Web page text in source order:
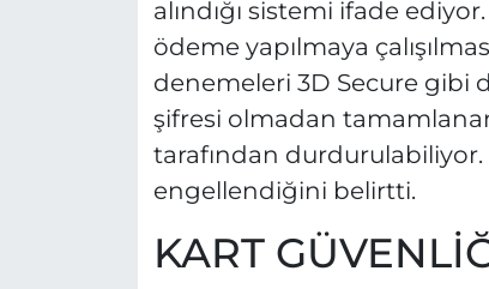
alındığı sistemi ifade
ödeme yapılmaya
denemeleri 3D Secure gibi
şifresi olmadan
tarafından
engellendiğini belirtti.
KART